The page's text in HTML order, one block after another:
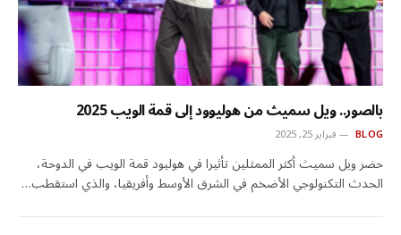
بالصور.. ويل سميث من هوليوود إلى قمة الويب 2025
BLOG فبراير 25, 2025
حضر ويل سميث أكثر الممثلين تأثيرا في هوليود قمة الويب في الدوحة،
الحدث التكنولوجي الأضخم في الشرق الأوسط وأفريقيا، والذي استقطب…